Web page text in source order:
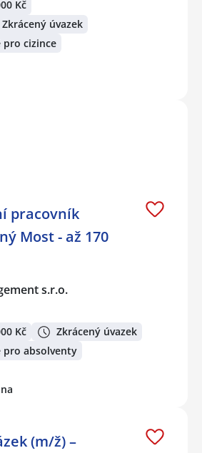
Kč
úvazek
pro cizince
pracovník
Most - až 170
s.r.o.
Kč
Zkrácený úvazek
pro absolventy
(m/ž) –